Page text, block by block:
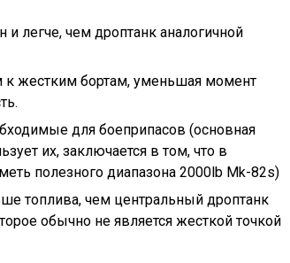
легче, чем дроптанк аналогичной
жестким бортам, уменьшая момент
для боеприпасов (основная
их, заключается в том, что в
полезного диапазона 2000lb Mk-82s)
топлива, чем центральный дроптанк
обычно не является жесткой точкой